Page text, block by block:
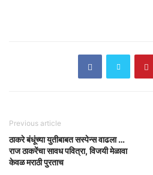
Previous article
ठाकरे बंधूंच्या युतीबाबत सस्पेन्स वाढला …
राज ठाकरेंचा सावध पवित्रा, विजयी मेळावा
केवळ मराठी पुरताच